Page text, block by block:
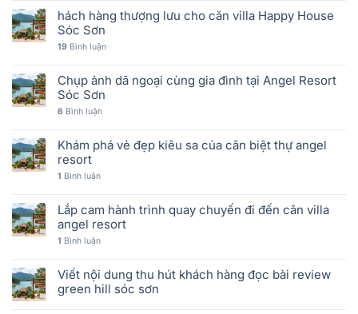
hách hàng thượng lưu cho căn villa Happy House
Sóc Sơn
19 Bình luận
Chụp ảnh dã ngoại cùng gia đình tại Angel Resort
Sóc Sơn
6 Bình luận
Khám phá vẻ đẹp kiêu sa của căn biệt thự angel
resort
1 Bình luận
Lắp cam hành trình quay chuyến đi đến căn villa
angel resort
1 Bình luận
Viết nội dung thu hút khách hàng đọc bài review
green hill sóc sơn